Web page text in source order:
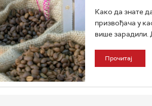
Како да знате
призвођача у
више зарадили.
Прочитај